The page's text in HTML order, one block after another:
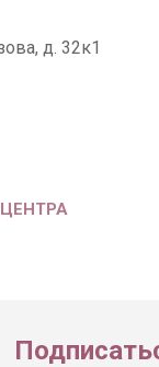
д. 32к1